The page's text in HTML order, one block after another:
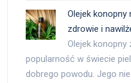
Olejek konopny
zdrowie i
Olejek
popularność w świecie
dobrego powodu. Jego